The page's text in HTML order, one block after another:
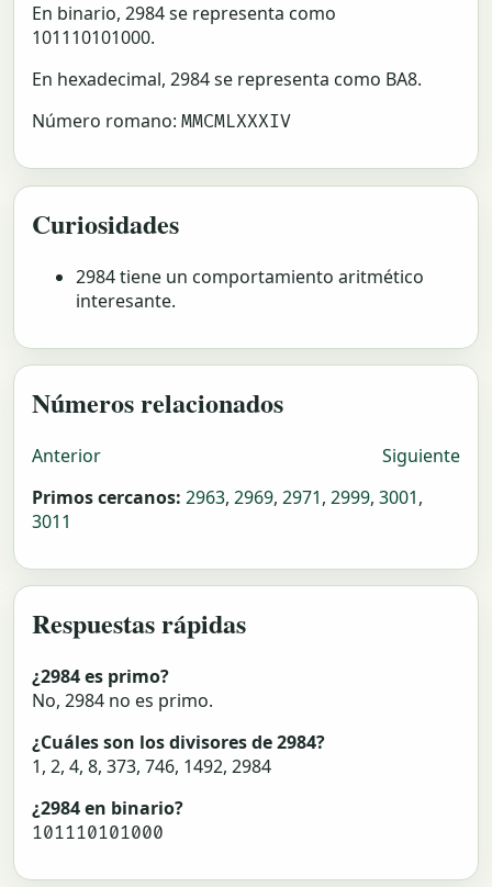
En binario, 2984 se representa como
101110101000.
En hexadecimal, 2984 se representa como BA8.
Número romano: MMCMLXXXIV
Curiosidades
2984 tiene un comportamiento aritmético
interesante.
Números relacionados
Anterior
Siguiente
Primos cercanos: 2963, 2969, 2971, 2999, 3001,
3011
Respuestas rápidas
¿2984 es primo?
No, 2984 no es primo.
¿Cuáles son los divisores de 2984?
1, 2, 4, 8, 373, 746, 1492, 2984
¿2984 en binario?
101110101000